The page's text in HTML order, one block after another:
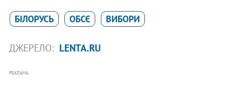
БІЛОРУСЬ ОБСЄ ВИБОРИ
ДЖЕРЕЛО: LENTA.RU
РЕКЛАМА